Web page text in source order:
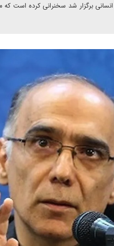
انسانی برگزار شد سخنرانی کرده است